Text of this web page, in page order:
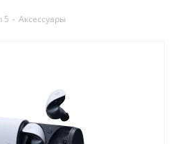
5 - Аксессуары